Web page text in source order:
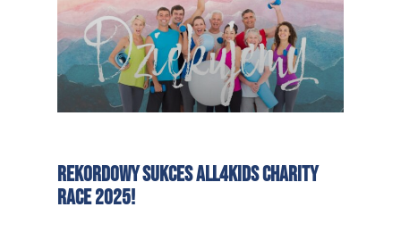
Rekordowy sukces ALL4Kids Charity
Race 2025!